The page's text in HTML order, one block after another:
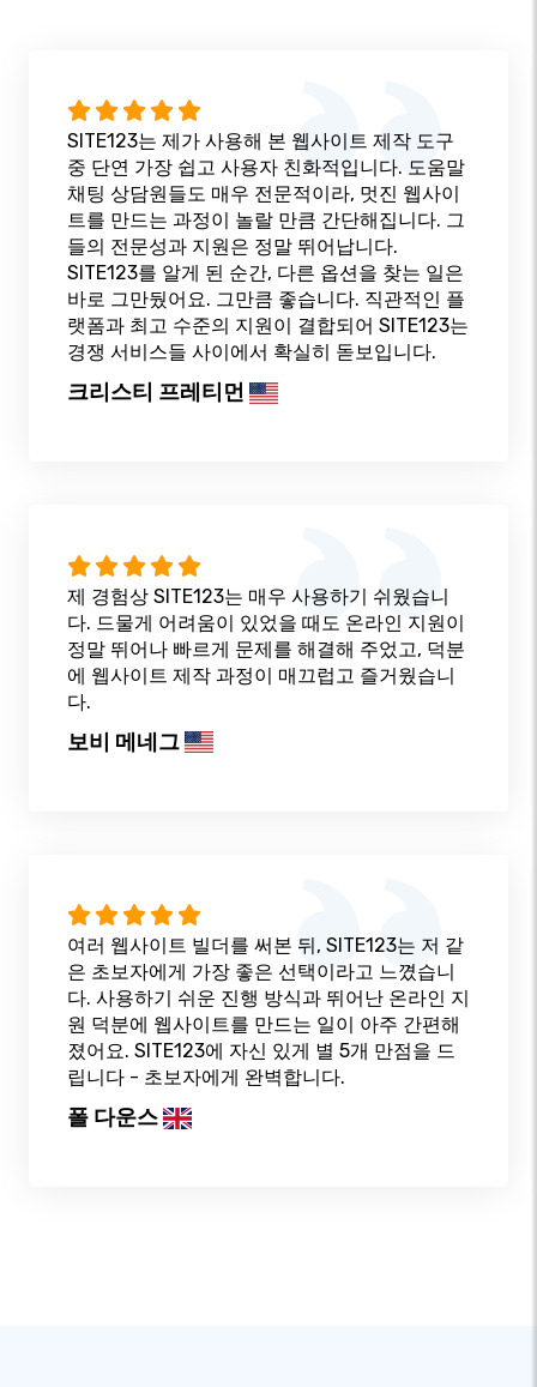
SITE123는 제가 사용해 본 웹사이트 제작 도구
중 단연 가장 쉽고 사용자 친화적입니다. 도움말
채팅 상담원들도 매우 전문적이라, 멋진 웹사이
트를 만드는 과정이 놀랄 만큼 간단해집니다. 그
들의 전문성과 지원은 정말 뛰어납니다.
SITE123를 알게 된 순간, 다른 옵션을 찾는 일은
바로 그만뒀어요. 그만큼 좋습니다. 직관적인 플
랫폼과 최고 수준의 지원이 결합되어 SITE123는
경쟁 서비스들 사이에서 확실히 돋보입니다.
크리스티 프레티먼
제 경험상 SITE123는 매우 사용하기 쉬웠습니
다. 드물게 어려움이 있었을 때도 온라인 지원이
정말 뛰어나 빠르게 문제를 해결해 주었고, 덕분
에 웹사이트 제작 과정이 매끄럽고 즐거웠습니
다.
보비 메네그
여러 웹사이트 빌더를 써본 뒤, SITE123는 저 같
은 초보자에게 가장 좋은 선택이라고 느꼈습니
다. 사용하기 쉬운 진행 방식과 뛰어난 온라인 지
원 덕분에 웹사이트를 만드는 일이 아주 간편해
졌어요. SITE123에 자신 있게 별 5개 만점을 드
립니다 - 초보자에게 완벽합니다.
폴 다운스